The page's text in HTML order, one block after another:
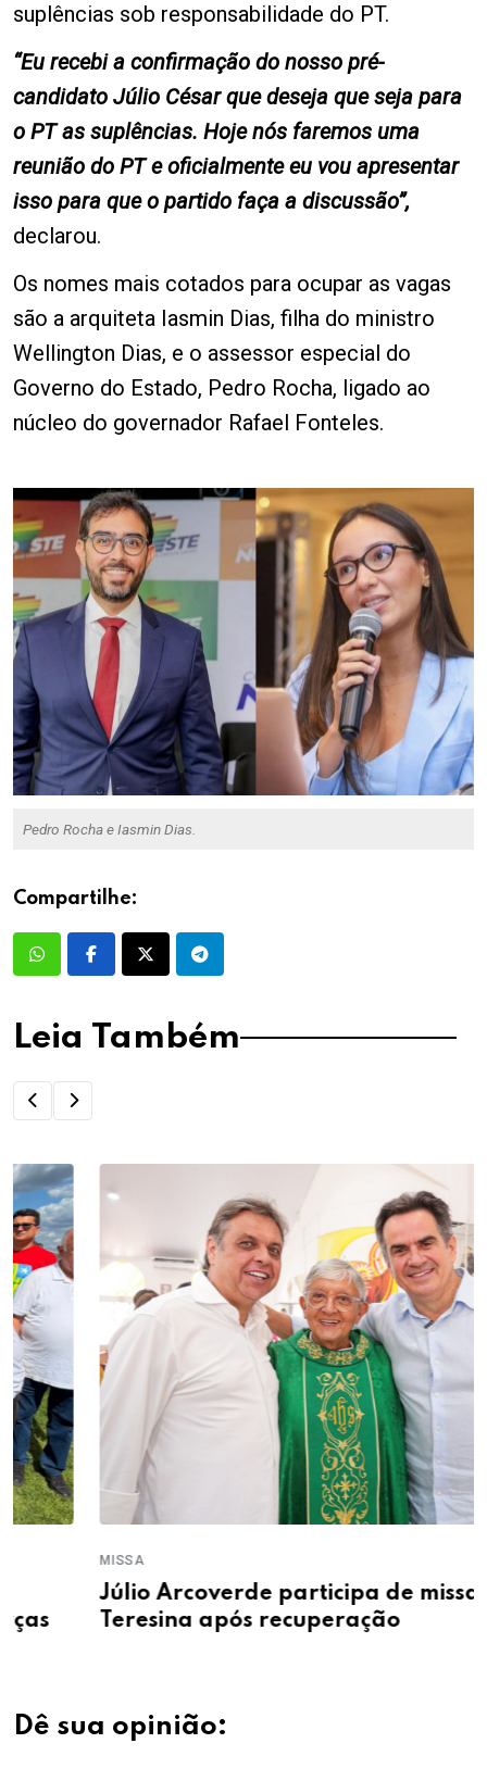
suplências sob responsabilidade do PT.
“Eu recebi a confirmação do nosso pré-
candidato Júlio César que deseja que seja para
o PT as suplências. Hoje nós faremos uma
reunião do PT e oficialmente eu vou apresentar
isso para que o partido faça a discussão”,
declarou.
Os nomes mais cotados para ocupar as vagas
são a arquiteta Iasmin Dias, filha do ministro
Wellington Dias, e o assessor especial do
Governo do Estado, Pedro Rocha, ligado ao
núcleo do governador Rafael Fonteles.
Pedro Rocha e Iasmin Dias.
Compartilhe:
Leia Também
Júlio Arcoverde participa de missa em
Teresina após recuperação
Dê sua opinião: